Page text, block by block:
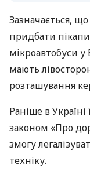
Зазначається,
придбати
мікроавтобуси у
мають
розташування
Раніше в Україні
законом «Про
змогу
техніку.